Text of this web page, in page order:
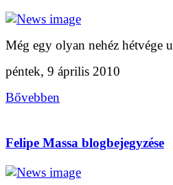
Még egy olyan nehéz hétvége
péntek, 9 április 2010
Bővebben
Felipe Massa blogbejegyzése